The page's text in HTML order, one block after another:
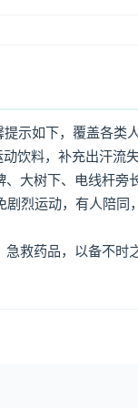
示如下，覆盖各类人
饮料，补充出汗流失
大树下、电线杆旁
烈运动，有人陪
救药品，以备不